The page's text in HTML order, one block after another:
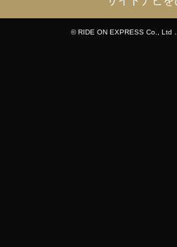
© RIDE ON EXPRESS Co., Ltd